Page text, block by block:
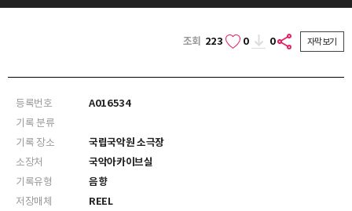
조회 223 0 0 자막보기
등록번호
A016534
기록 분류
기록 장소
국립국악원 소극장
소장처
국악아카이브실
기록유형
음향
저장매체
REEL